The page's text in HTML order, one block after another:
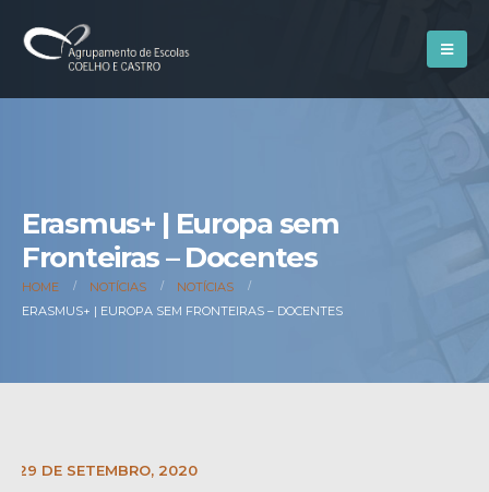
Erasmus+ | Europa sem
Fronteiras – Docentes
HOME NOTÍCIAS
NOTÍCIAS
ERASMUS+ | EUROPA SEM FRONTEIRAS – DOCENTES
29 DE SETEMBRO, 2020